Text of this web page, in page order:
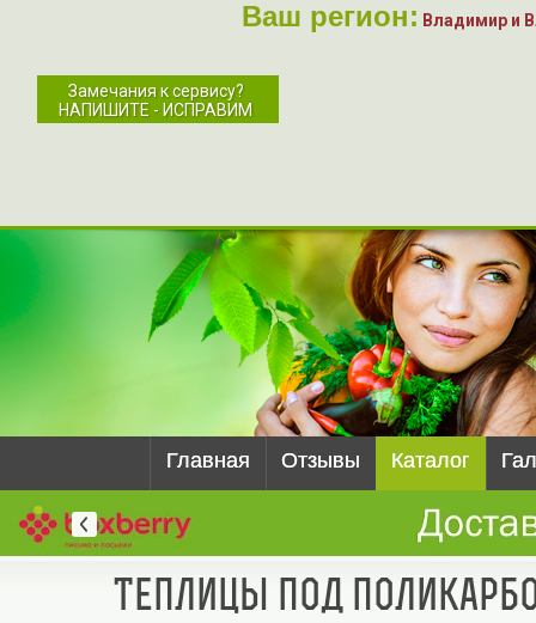
Ваш регион: Владимир и
Замечания к сервису?
НАПИШИТЕ - ИСПРАВИМ
Главная Отзывы Каталог
Теплицы под